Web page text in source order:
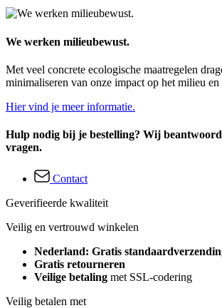
We werken milieubewust.
Met veel concrete ecologische maatregelen
minimaliseren van onze impact op het milieu en
Hier vind je meer informatie.
Hulp nodig bij je bestelling? Wij
vragen.
Contact
Geverifieerde kwaliteit
Veilig en vertrouwd winkelen
Nederland: Gratis
Gratis retourneren
Veilige betaling met SSL-codering
Veilig betalen met